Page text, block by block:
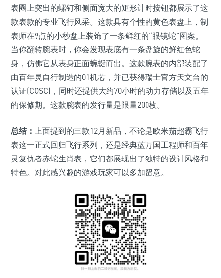
表圈上突出的螺钉和侧面宽大的矩形计时按钮都展示了这
款表款的专业飞行风采。这款具有个性的黄色表盘上，制
表师在9点的小秒盘上装饰了一条鲜红的“眼镜蛇”图案。
当你翻转腕表时，你会发现表底有一条盘旋的鲜红色蛇
身，仿佛它从表身正面蜿蜒而出。这款腕表的内部装配了
由百年灵自行制造的01机芯，并已获得瑞士官方天文台的
认证(COSC)，同时还提供大约70小时的动力存储以及五年
的保修期。这款腕表的发行量是限量200枚。
总结： 上面提到的三款12月新品，不论是欧米茄超霸飞行
表这一正式回归飞行系列，还是经典蓝万国工程师和百年
灵复仇者赤蛇生肖表，它们都展现出了独特的设计风格和
特色。对此感兴趣的游戏玩家可以多加留意。